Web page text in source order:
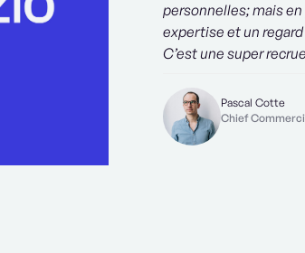
personnelles; mais
expertise et un
C’est une super
Pascal Cotte
Chief